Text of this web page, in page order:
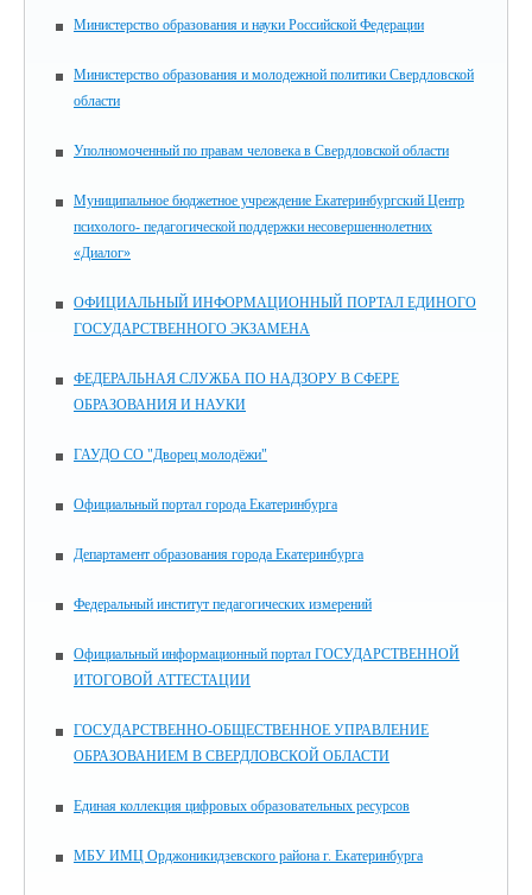
Министерство образования и науки Российской Федерации
Министерство образования и молодежной политики Свердловской
области
Уполномоченный по правам человека в Свердловской области
Муниципальное бюджетное учреждение Екатеринбургский Центр
психолого- педагогической поддержки несовершеннолетних
«Диалог»
ОФИЦИАЛЬНЫЙ ИНФОРМАЦИОННЫЙ ПОРТАЛ ЕДИНОГО
ГОСУДАРСТВЕННОГО ЭКЗАМЕНА
ФЕДЕРАЛЬНАЯ СЛУЖБА ПО НАДЗОРУ В СФЕРЕ
ОБРАЗОВАНИЯ И НАУКИ
ГАУДО СО "Дворец молодёжи"
Официальный портал города Екатеринбурга
Департамент образования города Екатеринбурга
Федеральный институт педагогических измерений
Официальный информационный портал ГОСУДАРСТВЕННОЙ
ИТОГОВОЙ АТТЕСТАЦИИ
ГОСУДАРСТВЕННО-ОБЩЕСТВЕННОЕ УПРАВЛЕНИЕ
ОБРАЗОВАНИЕМ В СВЕРДЛОВСКОЙ ОБЛАСТИ
Единая коллекция цифровых образовательных ресурсов
МБУ ИМЦ Орджоникидзевского района г. Екатеринбурга